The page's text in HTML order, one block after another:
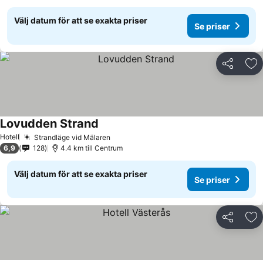
Välj datum för att se exakta priser
Se priser
Dela
Hotell Strandläge vid Mälaren
Lovudden Strand
6,9 128 4.4 km till Centrum
Välj datum för att se exakta priser
Se priser
Dela